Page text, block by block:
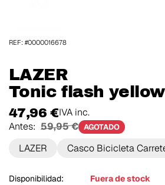
LAZER
Tonic flash
47,96 €IVA inc.
Antes: 59,95 € AGOTADO
LAZER Casco Bicicleta
Disponibilidad: Fuera de stock
REF: #0000016678